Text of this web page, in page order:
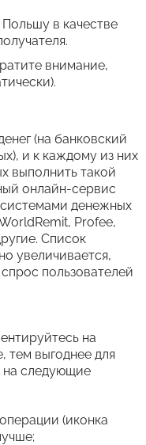
в качестве
внимание,
(на банковский
и к каждому из них
выполнить такой
онлайн-сервис
денежных
Profee,
Список
увеличивается,
пользователей
на
тем выгоднее для
на следующие
(иконка